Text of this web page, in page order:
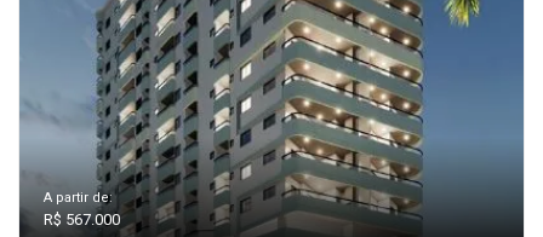
A partir de:
R$ 567.000